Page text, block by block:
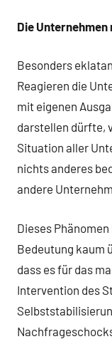
Die
Besonders
Reagieren die
mit eigenen
darstellen dürfte,
Situation aller
nichts anderes
andere
Dieses
Bedeutung kaum
dass es für das
Intervention des